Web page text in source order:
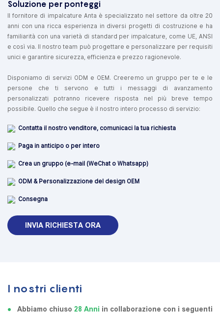
Soluzione per ponteggi
Il fornitore di impalcature Anta è specializzato nel settore da oltre 20
anni con una ricca esperienza in diversi progetti di costruzione e ha
familiarità con una varietà di standard per impalcature, come UE, ANSI
e così via. Il nostro team può progettare e personalizzare per requisiti
unici e garantire sicurezza, efficienza e prezzo ragionevole.
Disponiamo di servizi ODM e OEM. Creeremo un gruppo per te e le
persone che ti servono e tutti i messaggi di avanzamento
personalizzati potranno ricevere risposta nel più breve tempo
possibile. Quello che segue è il nostro intero processo di servizio:
Contatta il nostro venditore, comunicaci la tua richiesta
Paga in anticipo o per intero
Crea un gruppo (e-mail (WeChat o Whatsapp)
ODM & Personalizzazione del design OEM
Consegna
INVIA RICHIESTA ORA
I nostri clienti
● Abbiamo chiuso 28 Anni in collaborazione con i seguenti